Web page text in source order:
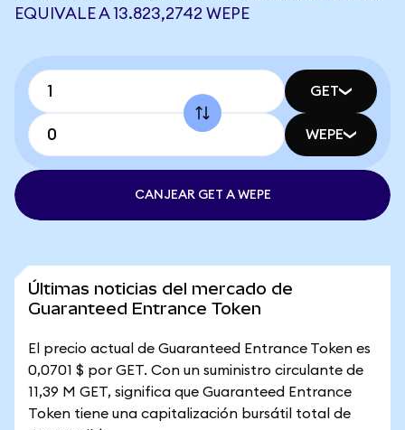
EQUIVALE A 13.823,2742 WEPE
GET
WEPE
CANJEAR GET A WEPE
Últimas noticias del mercado de
Guaranteed Entrance Token
El precio actual de Guaranteed Entrance Token es
0,0701 $ por GET. Con un suministro circulante de
11,39 M GET, significa que Guaranteed Entrance
Token tiene una capitalización bursátil total de